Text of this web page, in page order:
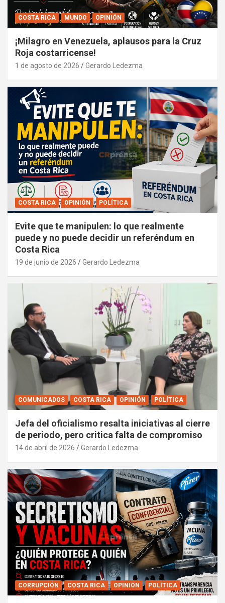
COSTA RICA MUNDO OPINIÓN
¡Milagro en Venezuela, aplausos para la Cruz
Roja costarricense!
1 de agosto de 2026 Gerardo Ledezma
COSTA RICA OPINIÓN POLÍTICA
Evite que te manipulen: lo que realmente
puede y no puede decidir un referéndum en
Costa Rica
19 de junio de 2026 Gerardo Ledezma
COMUNICADOS COSTA RICA OPINIÓN POLÍTICA
Jefa del oficialismo resalta iniciativas al cierre
de periodo, pero critica falta de compromiso
14 de abril de 2026 Gerardo Ledezma
CORRUPCIÓN COSTA RICA OPINIÓN POLÍTICA